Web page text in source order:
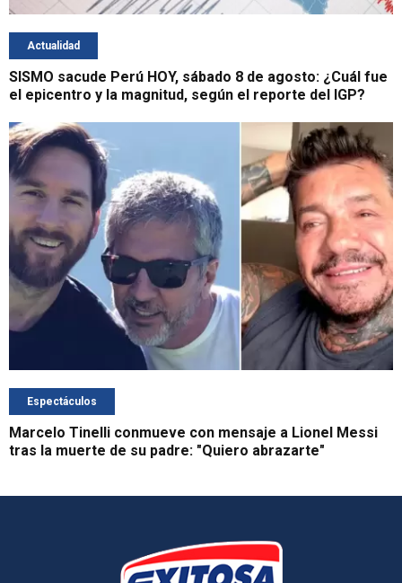
Actualidad
SISMO sacude Perú HOY, sábado 8 de agosto: ¿Cuál fue
el epicentro y la magnitud, según el reporte del IGP?
Espectáculos
Marcelo Tinelli conmueve con mensaje a Lionel Messi
tras la muerte de su padre: "Quiero abrazarte"